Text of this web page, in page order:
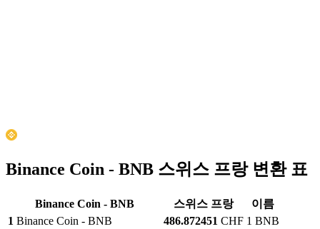
Binance Coin - BNB 스위스 프랑 변환 표
Binance Coin - BNB 스위스 프랑
이름
1 Binance Coin - BNB 486.872451 CHF 1 BNB